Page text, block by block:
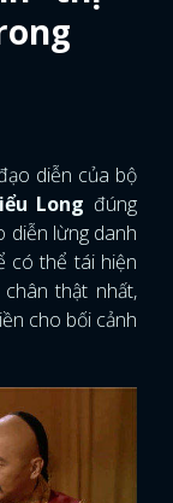
diễn của bộ
Long đúng
diễn lừng danh
có thể tái hiện
thật nhất,
cho bối cảnh